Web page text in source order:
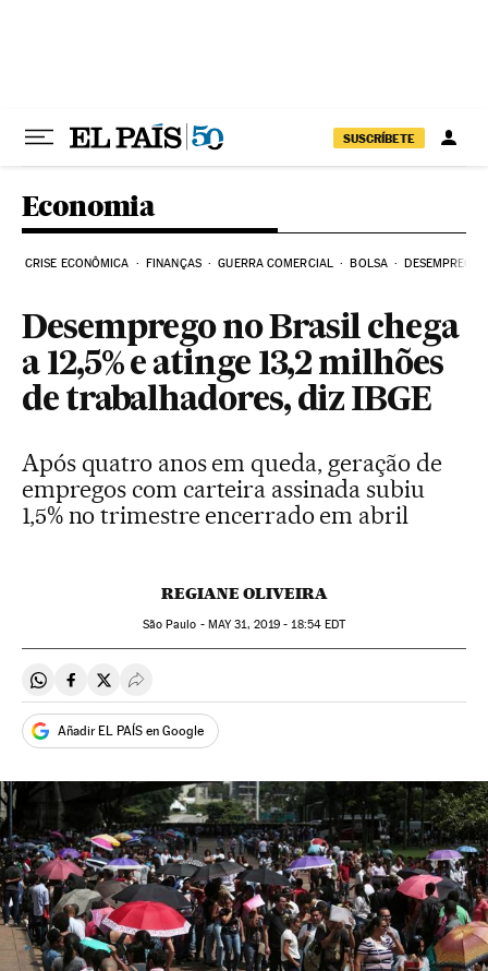
SUSCRÍBETE
Economia
CRISE ECONÔMICA FINANÇAS GUERRA COMERCIAL BOLSA DESEMPREGO
Desemprego no Brasil chega
a 12,5% e atinge 13,2 milhões
de trabalhadores, diz IBGE
Após quatro anos em queda, geração de
empregos com carteira assinada subiu
1,5% no trimestre encerrado em abril
REGIANE OLIVEIRA
São Paulo - MAY31, 2019 - 18:54EDT
Compartir en Whatsapp
Compartir en Facebook
Compartir en Twitter
Desplegar Redes Sociales
Añadir EL PAÍS en Google